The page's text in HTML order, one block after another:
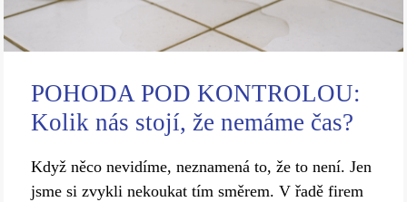
POHODA POD KONTROLOU:
Kolik nás stojí, že nemáme čas?
Když něco nevidíme, neznamená to, že to není. Jen
jsme si zvykli nekoukat tím směrem. V řadě firem